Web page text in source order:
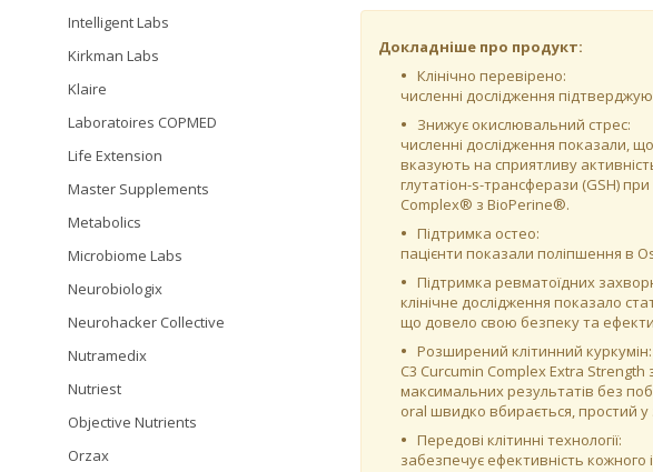
Докладніше про продукт:
Клінічно перевірено:
численні дослідження
Знижує окислювальний стрес:
численні дослідження показали,
вказують на сприятливу
глутатіон-s-трансферази (GSH)
Complex® з BioPerine®.
Підтримка остео:
пацієнти показали поліпшення в
Підтримка ревматоїдних
клінічне дослідження показало
що довело свою безпеку та
Розширений клітинний куркумін:
C3 Curcumin Complex Extra
максимальних результатів без
oral швидко вбирається, простий у
Передові клітинні технології:
забезпечує ефективність
Intelligent Labs
Kirkman Labs
Klaire
Laboratoires COPMED
Life Extension
Master Supplements
Metabolics
Microbiome Labs
Neurobiologix
Neurohacker Collective
Nutramedix
Nutriest
Objective Nutrients
Orzax